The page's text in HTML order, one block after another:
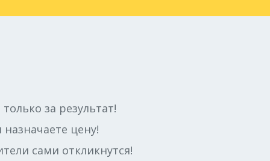
за результат!
цену!
сами откликнутся!